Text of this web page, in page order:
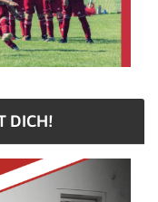
DICH!